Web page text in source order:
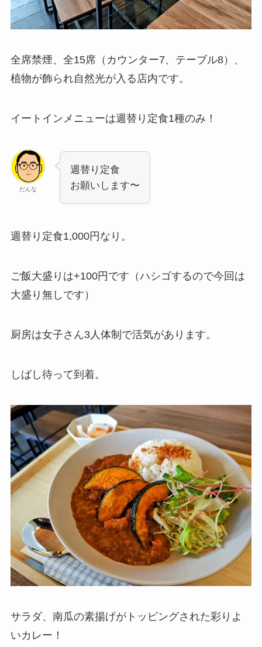
全席禁煙、全15席（カウンター7、テーブル8）、
植物が飾られ自然光が入る店内です。
イートインメニューは週替り定食1種のみ！
だんな
週替り定食
お願いします〜
週替り定食1,000円なり。
ご飯大盛りは+100円です（ハシゴするので今回は
大盛り無しです）
厨房は女子さん3人体制で活気があります。
しばし待って到着。
サラダ、南瓜の素揚げがトッピングされた彩りよ
いカレー！